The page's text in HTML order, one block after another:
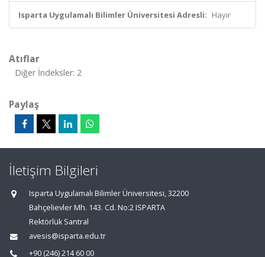
Isparta Uygulamalı Bilimler Üniversitesi Adresli: Hayır
Atıflar
Diğer İndeksler: 2
Paylaş
İletişim Bilgileri
Isparta Uygulamalı Bilimler Üniversitesi, 32200
Bahçelievler Mh. 143. Cd. No:2 ISPARTA
Rektörlük Santral
avesis@isparta.edu.tr
+90 (246) 214 60 00